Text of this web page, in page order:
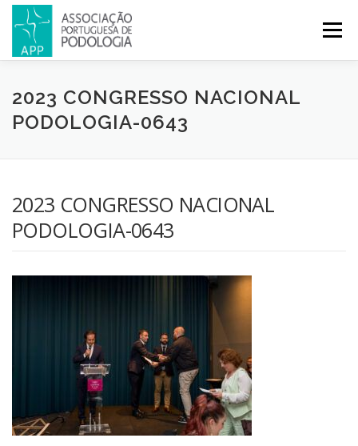
Menu
APP PODOLOGIA LICENCIATURA EM PODOLOGIA
CONGRESSOS REVISTA CONTACTOS
2023 CONGRESSO NACIONAL
PODOLOGIA-0643
2023 CONGRESSO NACIONAL
PODOLOGIA-0643